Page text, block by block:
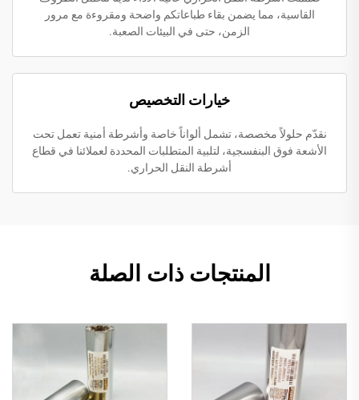
القاسية، مما يضمن بقاء طباعاتكم واضحة ومقروءة مع مرور
الزمن، حتى في البيئات الصعبة.
خيارات التخصيص
نقدّم حلولاً مخصصة، تشمل ألواناً خاصة وأشرطة أمنية تعمل تحت
الأشعة فوق البنفسجية، لتلبية المتطلبات المحددة لعملائنا في قطاع
أشرطة النقل الحراري.
المنتجات ذات الصلة